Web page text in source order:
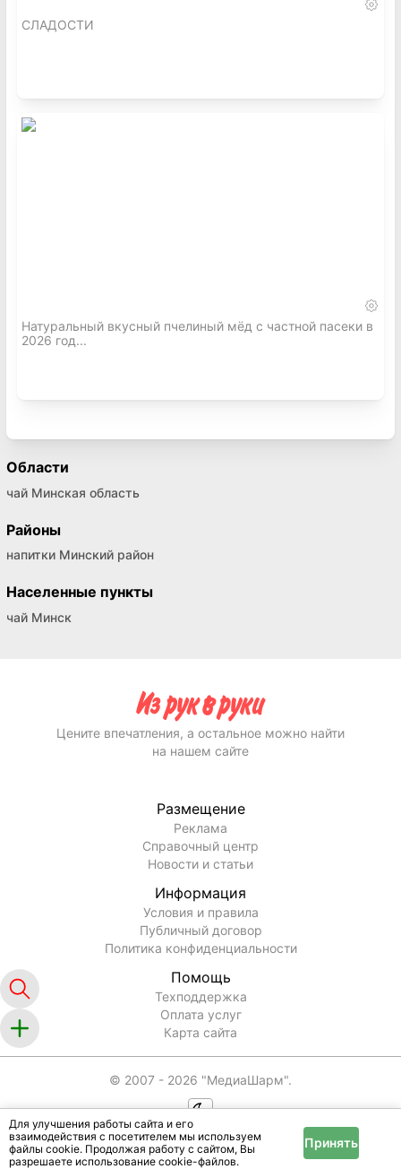
СЛАДОСТИ
Натуральный вкусный пчелиный мёд с частной пасеки в
2026 год...
Области
чай Минская область
Районы
напитки Минский район
Населенные пункты
чай Минск
Для улучшения работы сайта и его
взаимодействия с посетителем мы используем
файлы cookie. Продолжая работу с сайтом, Вы
разрешаете использование cookie-файлов.
Принять
Цените впечатления, а остальное можно найти
на нашем сайте
Размещение
Реклама
Справочный центр
Новости и статьи
Информация
Условия и правила
Публичный договор
Политика конфиденциальности
Помощь
Техподдержка
Оплата услуг
Карта сайта
© 2007 - 2026 "МедиаШарм".